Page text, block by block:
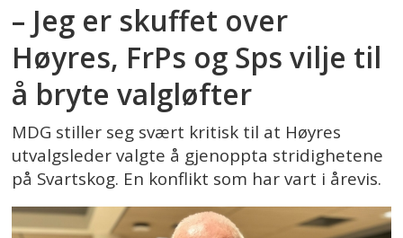
– Jeg er skuffet over
Høyres, FrPs og Sps vilje til
å bryte valgløfter
MDG stiller seg svært kritisk til at Høyres
utvalgsleder valgte å gjenoppta stridighetene
på Svartskog. En konflikt som har vart i årevis.